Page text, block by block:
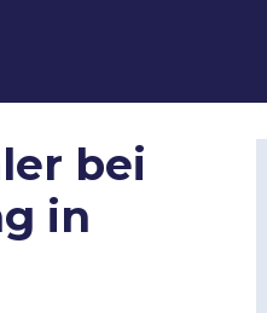
bei
in